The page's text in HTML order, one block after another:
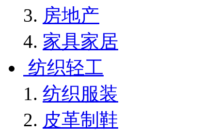
房地产
家具家居
纺织轻工
纺织服装
皮革制鞋